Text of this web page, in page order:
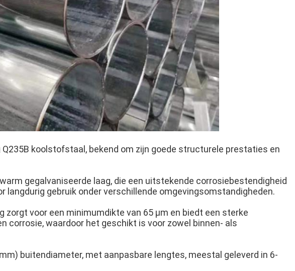
koolstofstaal, bekend om zijn goede structurele prestaties en
gegalvaniseerde laag, die een uitstekende corrosiebestendigheid
langdurig gebruik onder verschillende omgevingsomstandigheden.
zorgt voor een minimumdikte van 65 μm en biedt een sterke
corrosie, waardoor het geschikt is voor zowel binnen- als
buitendiameter, met aanpasbare lengtes, meestal geleverd in 6-